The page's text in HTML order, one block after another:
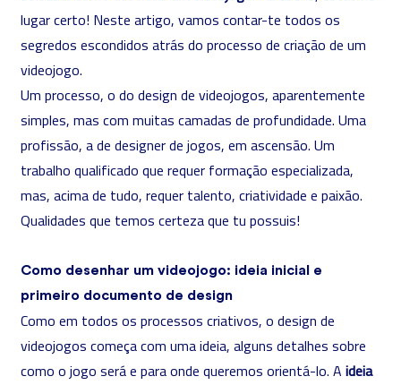
lugar certo! Neste artigo, vamos contar-te todos os
segredos escondidos atrás do processo de criação de um
videojogo.
Um processo, o do design de videojogos, aparentemente
simples, mas com muitas camadas de profundidade. Uma
profissão, a de designer de jogos, em ascensão. Um
trabalho qualificado que requer formação especializada,
mas, acima de tudo, requer talento, criatividade e paixão.
Qualidades que temos certeza que tu possuis!
Como desenhar um videojogo: ideia inicial e
primeiro documento de design
Como em todos os processos criativos, o design de
videojogos começa com uma ideia, alguns detalhes sobre
como o jogo será e para onde queremos orientá-lo. A ideia